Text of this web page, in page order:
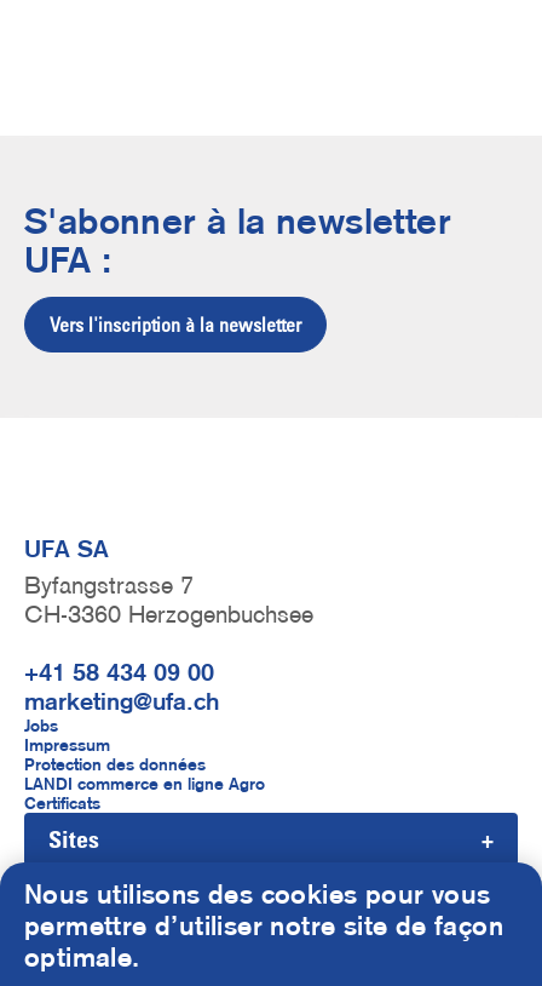
S'abonner à la newsletter
UFA :
Vers l'inscription à la newsletter
UFA SA
Byfangstrasse 7
CH-3360 Herzogenbuchsee
+41 58 434 09 00
marketing@ufa.ch
F
u
ß
e
i
l
Jobs
Impressum
Protection des données
LANDI commerce en ligne Agro
Certificats
Sites
S
Nous utilisons des cookies pour vous
permettre d’utiliser notre site de façon
optimale.